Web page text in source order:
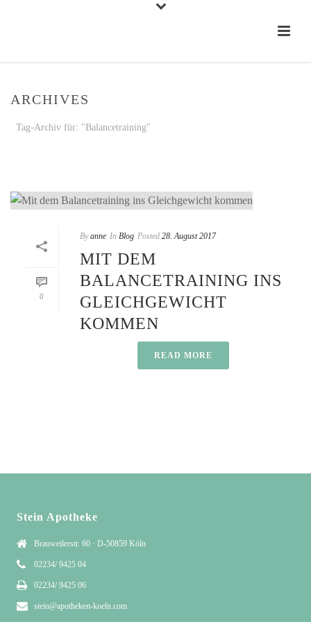
ARCHIVES
Tag-Archiv für: "Balancetraining"
0
By anne In Blog Posted 28. August 2017
MIT DEM
BALANCETRAINING INS
GLEICHGEWICHT
KOMMEN
READ MORE
Stein Apotheke
Brauweilerstr. 60 · D-50859 Köln
02234/ 9425 04
02234/ 9425 06
stein@apotheken-koeln.com